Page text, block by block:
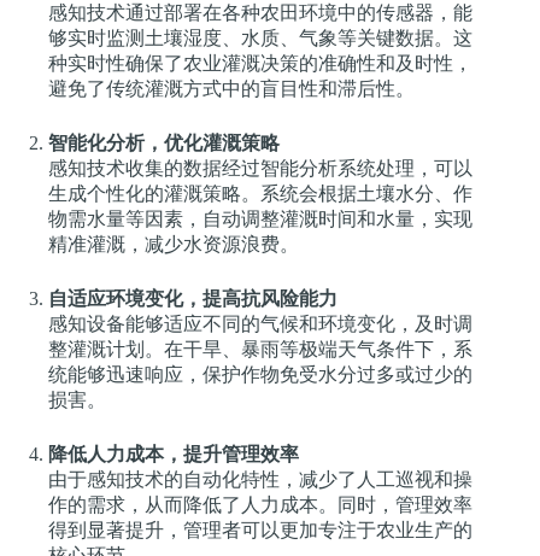
感知技术通过部署在各种农田环境中的传感器，能
够实时监测土壤湿度、水质、气象等关键数据。这
种实时性确保了农业灌溉决策的准确性和及时性，
避免了传统灌溉方式中的盲目性和滞后性。
智能化分析，优化灌溉策略
感知技术收集的数据经过智能分析系统处理，可以
生成个性化的灌溉策略。系统会根据土壤水分、作
物需水量等因素，自动调整灌溉时间和水量，实现
精准灌溉，减少水资源浪费。
自适应环境变化，提高抗风险能力
感知设备能够适应不同的气候和环境变化，及时调
整灌溉计划。在干旱、暴雨等极端天气条件下，系
统能够迅速响应，保护作物免受水分过多或过少的
损害。
降低人力成本，提升管理效率
由于感知技术的自动化特性，减少了人工巡视和操
作的需求，从而降低了人力成本。同时，管理效率
得到显著提升，管理者可以更加专注于农业生产的